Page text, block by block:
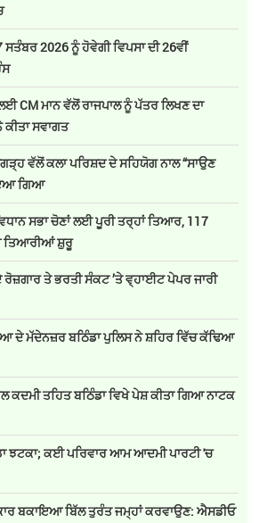
ਸਤੰਬਰ 2026 ਨੂੰ ਹੋਵੇਗੀ ਵਿਪਸਾ ਦੀ 26ਵੀਂ
CM ਮਾਨ ਵੱਲੋਂ ਰਾਜਪਾਲ ਨੂੰ ਪੱਤਰ ਲਿਖਣ ਦਾ
ਕੀਤਾ ਸਵਾਗਤ
ਵੱਲੋਂ ਕਲਾ ਪਰਿਸ਼ਦ ਦੇ ਸਹਿਯੋਗ ਨਾਲ “ਸਾਉਣ
ਗਿਆ
ਸਭਾ ਚੋਣਾਂ ਲਈ ਪੂਰੀ ਤਰ੍ਹਾਂ ਤਿਆਰ, 117
ਤਿਆਰੀਆਂ ਸ਼ੁਰੂ
ਤੇ ਭਰਤੀ ਸੰਕਟ ’ਤੇ ਵ੍ਹਾਈਟ ਪੇਪਰ ਜਾਰੀ
ਦੇ ਮੱਦੇਨਜ਼ਰ ਬਠਿੰਡਾ ਪੁਲਿਸ ਨੇ ਸ਼ਹਿਰ ਵਿੱਚ ਕੱਢਿਆ
ਕਦਮੀ ਤਹਿਤ ਬਠਿੰਡਾ ਵਿਖੇ ਪੇਸ਼ ਕੀਤਾ ਗਿਆ ਨਾਟਕ
ਝਟਕਾ; ਕਈ ਪਰਿਵਾਰ ਆਮ ਆਦਮੀ ਪਾਰਟੀ 'ਚ
ਬਕਾਇਆ ਬਿੱਲ ਤੁਰੰਤ ਜਮ੍ਹਾਂ ਕਰਵਾਉਣ: ਐਸਡੀਓ